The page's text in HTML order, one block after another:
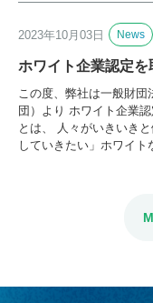
2023年10月03日 News
ホワイト企業認定を
この度、弊社は一般財
団）より ホワイト企業
とは、 人々がいきいき
していきたい」ホワイ